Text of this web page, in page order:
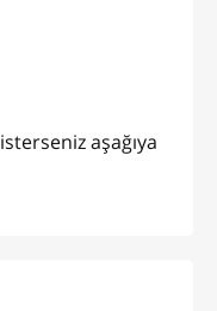
aşağıya